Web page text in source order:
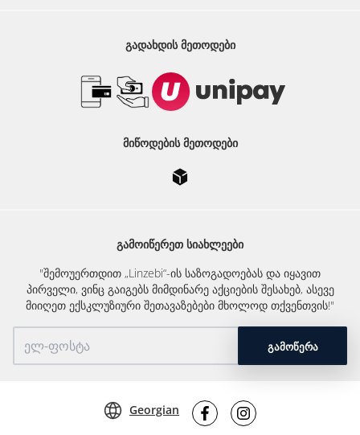
ᲒᲐᲓᲐᲮᲓᲘᲡ ᲛᲔᲗᲝᲓᲔᲑᲘ
ᲛᲘᲬᲝᲓᲔᲑᲘᲡ ᲛᲔᲗᲝᲓᲔᲑᲘ
ᲒᲐᲛᲝᲘᲬᲔᲠᲔᲗ ᲡᲘᲐᲮᲚᲔᲔᲑᲘ
"შემოუერთდით „Linzebi“-ის საზოგადოებას და იყავით
პირველი, ვინც გაიგებს მიმდინარე აქციების შესახებ, ასევე
მიიღეთ ექსკლუზიური შეთავაზებები მხოლოდ თქვენთვის!"
ᲒᲐᲛᲝᲬᲔᲠᲐ
Georgian